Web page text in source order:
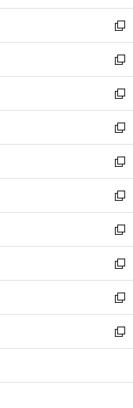
開
く
ウ
で
開
く
ン
ド
ウ
で
開
く
ウ
ィ
ン
ド
ウ
で
開
く
新
し
い
ウ
ィ
ン
ド
ウ
で
開
く
新
し
い
ウ
ィ
ン
ド
ウ
で
開
く
新
し
い
ウ
ィ
ン
ド
ウ
で
開
く
新
し
い
ウ
ィ
ン
ド
ウ
で
開
く
新
し
い
ウ
ィ
ン
ド
ウ
で
開
く
新
し
い
ウ
ィ
ン
ド
ウ
で
開
新
し
い
ウ
ィ
ン
ド
ウ
開
新
し
い
ウ
ィ
ン
ウ
新
し
い
ウ
ン
新
し
ウ